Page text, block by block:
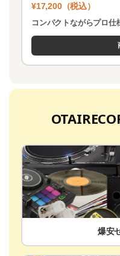
¥17,200（税込）
コンパクトながらプロ仕
爆安